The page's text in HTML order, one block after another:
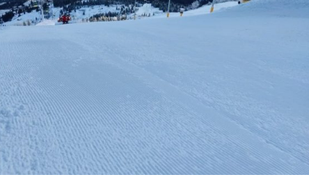
Casca Salomon Pioneer
Visor